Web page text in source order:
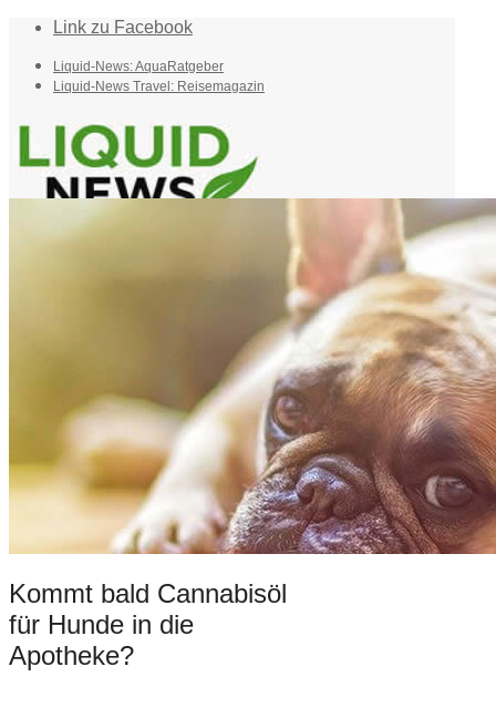
Link zu Facebook
Liquid-News: AquaRatgeber
Liquid-News Travel: Reisemagazin
Menü
Kommt bald Cannabisöl
für Hunde in die
Apotheke?